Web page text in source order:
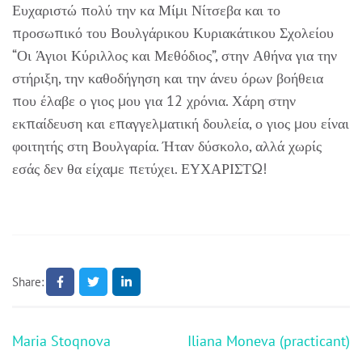
Ευχαριστώ πολύ την κα Μίμι Νίτσεβα και το
προσωπικό του Βουλγάρικου Κυριακάτικου Σχολείου
“Οι Άγιοι Κύριλλος και Μεθόδιος”, στην Αθήνα για την
στήριξη, την καθοδήγηση και την άνευ όρων βοήθεια
που έλαβε ο γιος μου για 12 χρόνια. Χάρη στην
εκπαίδευση και επαγγελματική δουλεία, ο γιος μου είναι
φοιτητής στη Βουλγαρία. Ήταν δύσκολο, αλλά χωρίς
εσάς δεν θα είχαμε πετύχει. ΕΥΧΑΡΙΣΤΩ!
Share:
Πλοήγηση
Maria Stoqnova Iliana Moneva (practicant)